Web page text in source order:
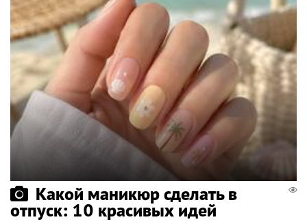
Какой маникюр сделать в
отпуск: 10 красивых идей